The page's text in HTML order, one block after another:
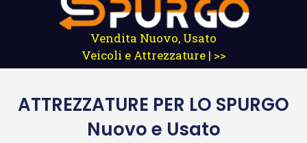
Vendita Nuovo, Usato
Veicoli e Attrezzature | >>
ATTREZZATURE PER LO SPURGO
Nuovo e Usato